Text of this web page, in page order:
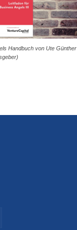
Handbuch von Ute Günther